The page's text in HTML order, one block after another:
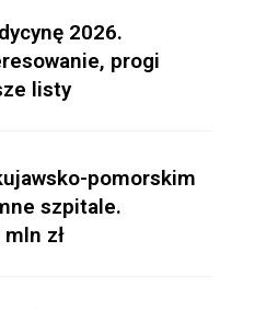
2026.
progi
listy
pomorskim
szpitale.
zł